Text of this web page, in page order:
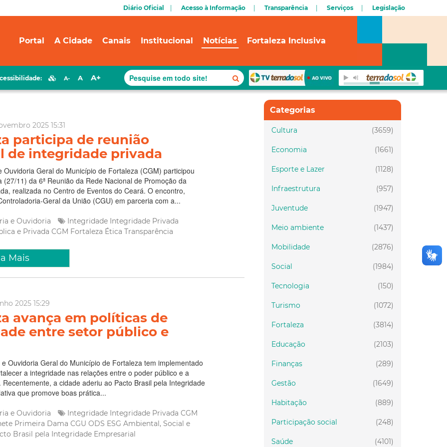
Diário Oficial Acesso à Informação Transparência Serviços Legislação
Portal A Cidade Canais Institucional Notícias Fortaleza Inclusiva
A- A A+
2025 15:31
participa de reunião
de integridade privada
Ouvidoria Geral do Município de Fortaleza (CGM) participou
(27/11) da 6ª Reunião da Rede Nacional de Promoção da
realizada no Centro de Eventos do Ceará. O encontro,
Geral da União (CGU) em parceria com a...
e Ouvidoria Integridade Integridade Privada
e Privada CGM Fortaleza Ética Transparência
Mais
2025 15:29
avança em políticas de
entre setor público e
Ouvidoria Geral do Município de Fortaleza tem implementado
a integridade nas relações entre o poder público e a
Recentemente, a cidade aderiu ao Pacto Brasil pela Integridade
que promove boas prática...
e Ouvidoria Integridade Integridade Privada CGM
Primeira Dama CGU ODS ESG Ambiental, Social e
Brasil pela Integridade Empresarial
Categorias
(3659)
Cultura
(1661)
Economia
(1128)
Esporte e Lazer
(957)
Infraestrutura
(1947)
Juventude
(1437)
Meio ambiente
(2876)
Mobilidade
(1984)
Social
(150)
Tecnologia
(1072)
Turismo
(3814)
Fortaleza
(2103)
Educação
(289)
Finanças
(1649)
Gestão
(889)
Habitação
(248)
Participação social
(4101)
Saúde